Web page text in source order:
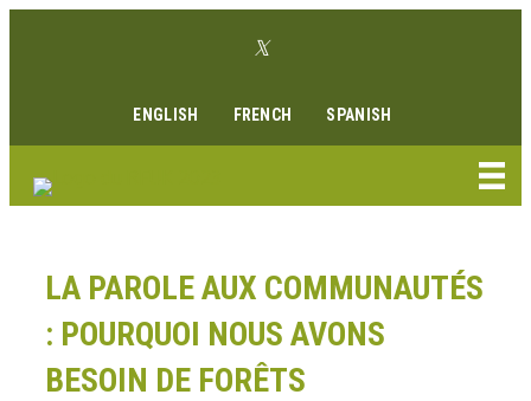
Lien Twitter
ENGLISH FRENCH SPANISH
LA PAROLE AUX COMMUNAUTÉS
: POURQUOI NOUS AVONS
BESOIN DE FORÊTS